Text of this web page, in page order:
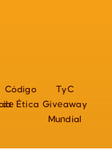
Código
de Ética
TyC
Giveaway
Mundial